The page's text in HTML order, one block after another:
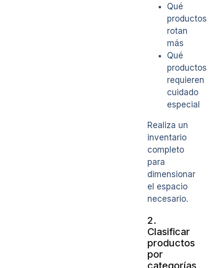
Qué
productos
rotan
más
Qué
productos
requieren
cuidado
especial
Realiza un
inventario
completo
para
dimensionar
el espacio
necesario.
2.
Clasificar
productos
por